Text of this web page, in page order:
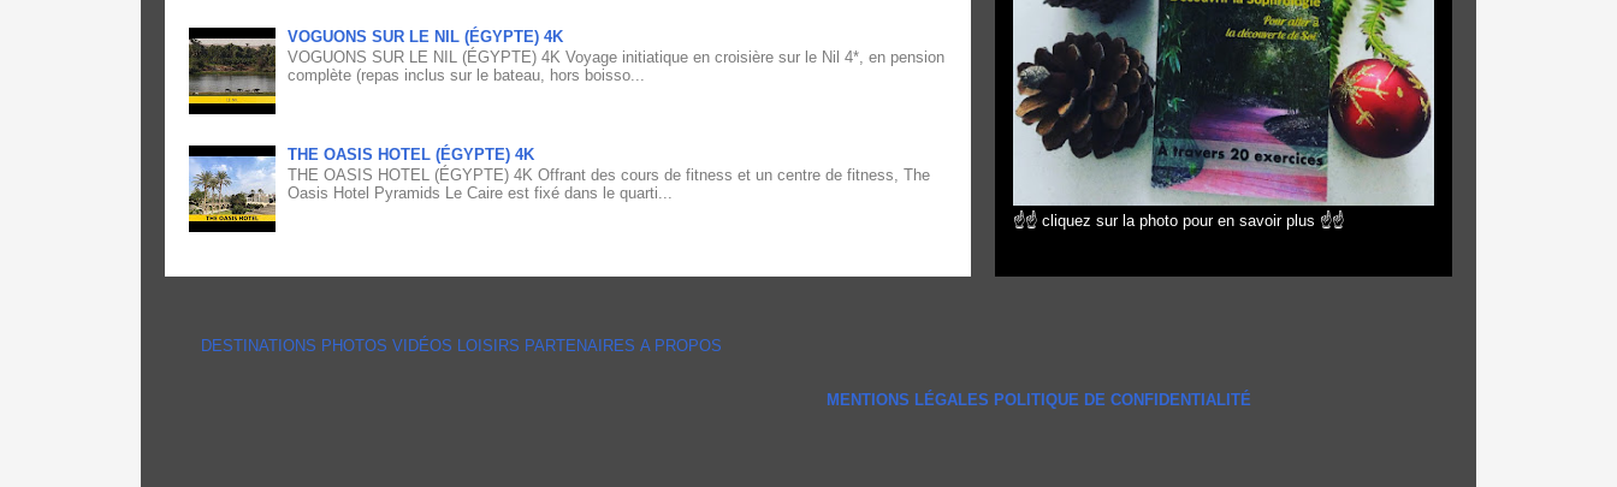
VOGUONS SUR LE NIL (ÉGYPTE) 4K
VOGUONS SUR LE NIL (ÉGYPTE) 4K Voyage initiatique en croisière sur le Nil 4*, en pension
complète (repas inclus sur le bateau, hors boisso...
THE OASIS HOTEL (ÉGYPTE) 4K
THE OASIS HOTEL (ÉGYPTE) 4K Offrant des cours de fitness et un centre de fitness, The
Oasis Hotel Pyramids Le Caire est fixé dans le quarti...
☝☝ cliquez sur la photo pour en savoir plus ☝☝
DESTINATIONS PHOTOS VIDÉOS LOISIRS PARTENAIRES A PROPOS
MENTIONS LÉGALES POLITIQUE DE CONFIDENTIALITÉ